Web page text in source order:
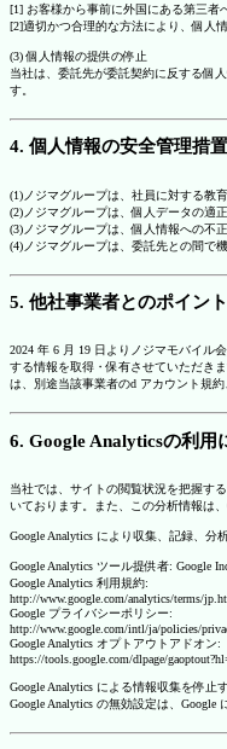
[1] お客様から事前に外国にある第三者
[2]適切かつ合理的な方法により、個人
(3) 個人情報の提供の停止
当社は、委託先が委託契約に反する個
す。
4. 個人情報の安全管理措
(1)ノジマグループは、社員に対する教
(2)ノジマグループは、個人データの適
(3)ノジマグループは、個人情報への不
(4)ノジマグループは、委託先との間で
5. 他社事業者とのポイン
2024 年 6 月 19 日よりノジマモバイル
する情報を取得・保有させていただき
は、別途当該事業者のd アカウント規
6. Google Analyticsの利用
当社では、サイトの閲覧状況を把握す
いております。また、この分析情報は
Google Analytics により収集、記録、分
Google Analytics ツール提供者: Google
Google Analytics 利用規約:
http://www.google.com/analytics/terms/
Google プライバシーポリシー:
http://www.google.com/intl/ja/policies/
Google Analytics オプトアウトアドオン:
https://tools.google.com/dlpage/
Google Analytics による情報収集を停止
Google Analytics の無効設定は、